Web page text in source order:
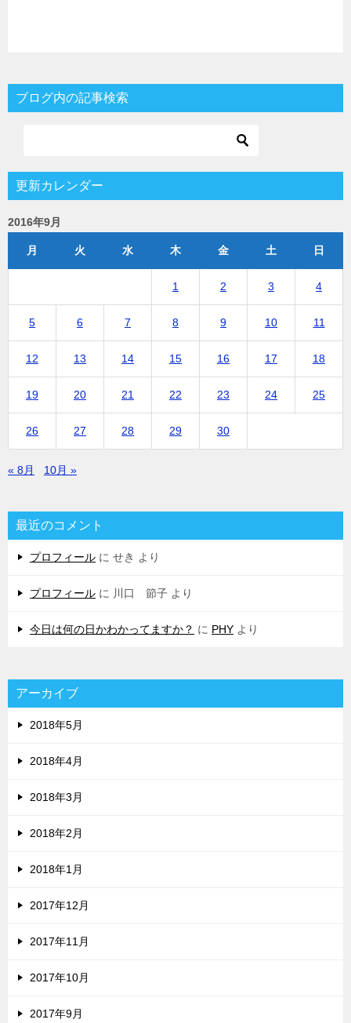
ブログ内の記事検索
更新カレンダー
2016年9月
月 火 水 木 金 土 日
1 2 3 4
5 6 7 8 9 10 11
12 13 14 15 16 17 18
19 20 21 22 23 24 25
26 27 28 29 30
« 8月 10月 »
最近のコメント
プロフィール に せき より
プロフィール に 川口 節子 より
今日は何の日かわかってますか？ に PHY より
アーカイブ
2018年5月
2018年4月
2018年3月
2018年2月
2018年1月
2017年12月
2017年11月
2017年10月
2017年9月